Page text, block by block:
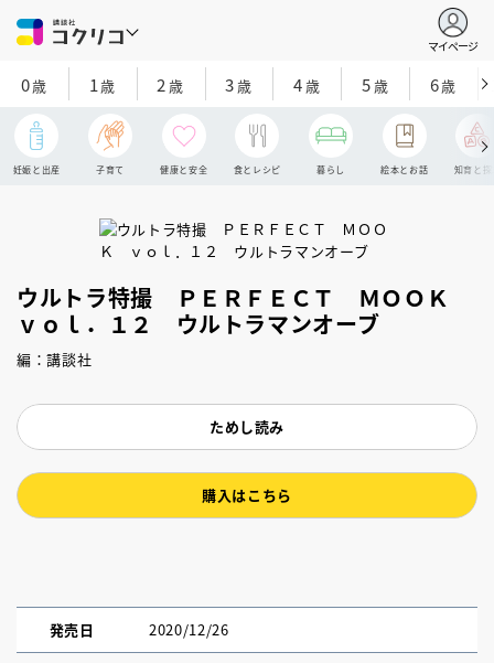
マイページ
0歳 1歳 2 歳 3歳 4歳 5歳 6歳
妊娠と出産 子育て 健康と安全 食とレシピ 暮らし 絵本とお話 知育と探
ウルトラ特撮 ＰＥＲＦＥＣＴ ＭＯＯＫ
ｖｏｌ．１２ ウルトラマンオーブ
編：講談社
ためし読み
購入はこちら
発売日 2020/12/26